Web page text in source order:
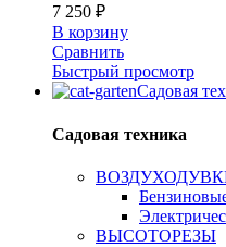
7 250 ₽
В корзину
Сравнить
Быстрый просмотр
Садовая
Садовая техника
ВЫСОТОРЕЗЫ